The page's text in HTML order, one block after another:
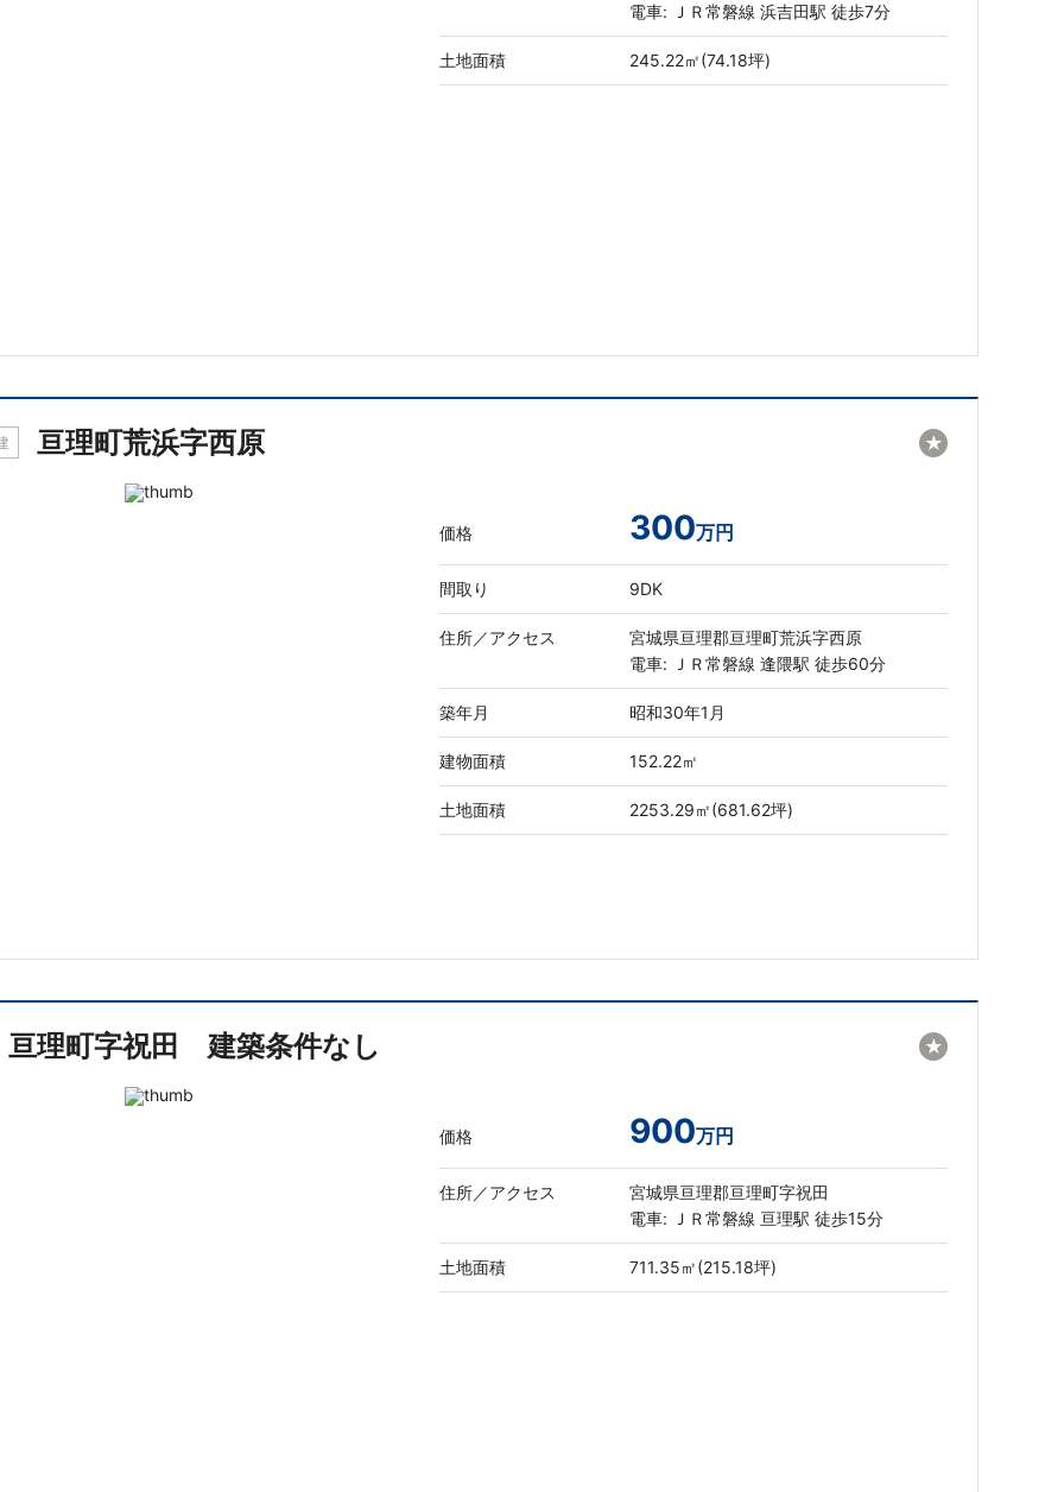
電車: ＪＲ常磐線 浜吉田駅 徒歩7分
土地面積 245.22㎡(74.18坪)
亘理町荒浜字西原
価格 300万円
間取り 9DK
住所／アクセス
宮城県亘理郡亘理町荒浜字西原
電車: ＪＲ常磐線 逢隈駅 徒歩60分
築年月 昭和30年1月
建物面積 152.22㎡
土地面積 2253.29㎡(681.62坪)
★
亘理町字祝田 建築条件なし
価格 900万円
住所／アクセス
宮城県亘理郡亘理町字祝田
電車: ＪＲ常磐線 亘理駅 徒歩15分
土地面積 711.35㎡(215.18坪)
★